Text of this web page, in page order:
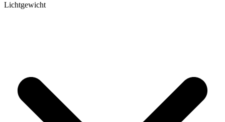
Lichtgewicht